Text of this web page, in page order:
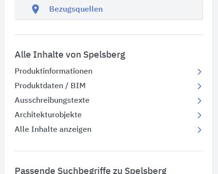
location_on Bezugsquellen
Alle Inhalte von Spelsberg
Produktinformationen
Produktdaten / BIM
Ausschreibungstexte
Architekturobjekte
Alle Inhalte anzeigen
Passende Suchbegriffe zu Spelsberg